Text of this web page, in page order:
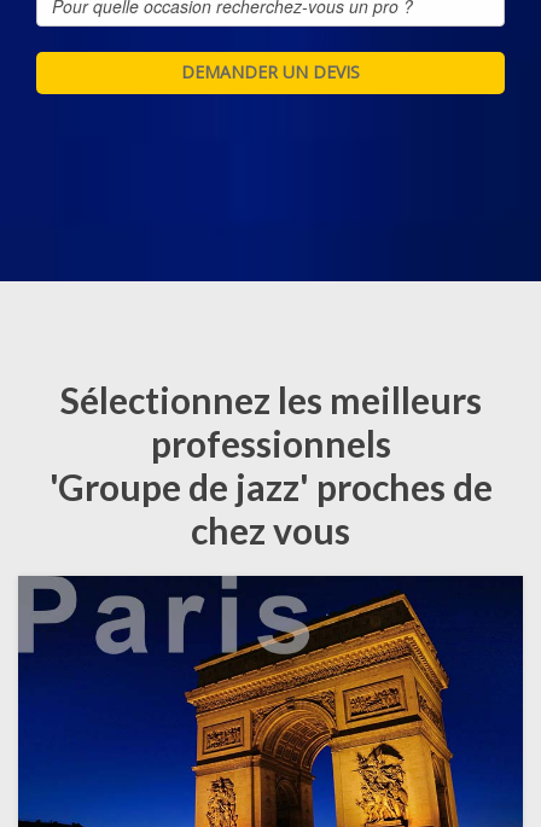
Sélectionnez les meilleurs
professionnels
'Groupe de jazz' proches de
chez vous